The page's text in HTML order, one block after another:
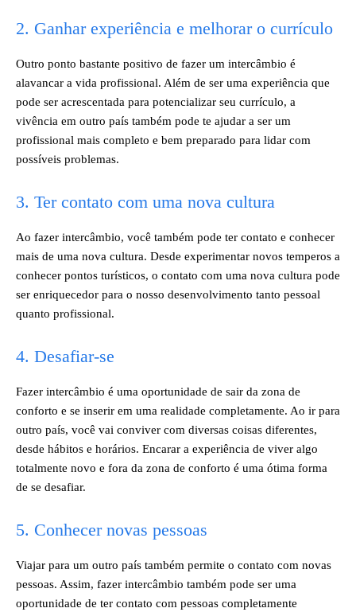
2. Ganhar experiência e melhorar o currículo
Outro ponto bastante positivo de fazer um intercâmbio é
alavancar a vida profissional. Além de ser uma experiência que
pode ser acrescentada para potencializar seu currículo, a
vivência em outro país também pode te ajudar a ser um
profissional mais completo e bem preparado para lidar com
possíveis problemas.
3. Ter contato com uma nova cultura
Ao fazer intercâmbio, você também pode ter contato e conhecer
mais de uma nova cultura. Desde experimentar novos temperos a
conhecer pontos turísticos, o contato com uma nova cultura pode
ser enriquecedor para o nosso desenvolvimento tanto pessoal
quanto profissional.
4. Desafiar-se
Fazer intercâmbio é uma oportunidade de sair da zona de
conforto e se inserir em uma realidade completamente. Ao ir para
outro país, você vai conviver com diversas coisas diferentes,
desde hábitos e horários. Encarar a experiência de viver algo
totalmente novo e fora da zona de conforto é uma ótima forma
de se desafiar.
5. Conhecer novas pessoas
Viajar para um outro país também permite o contato com novas
pessoas. Assim, fazer intercâmbio também pode ser uma
oportunidade de ter contato com pessoas completamente